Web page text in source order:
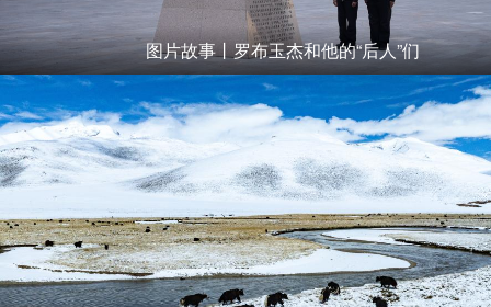
图片故事丨罗布玉杰和他的“后人”们